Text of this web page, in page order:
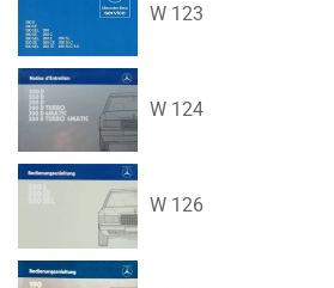
W 123
W 124
W 126